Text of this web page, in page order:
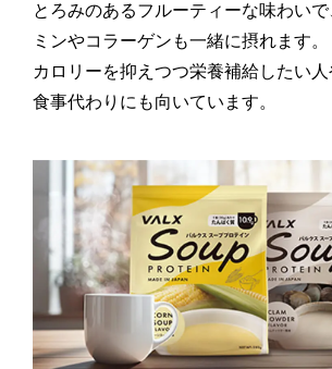
とろみのあるフルーティーな味わい
ミンやコラーゲンも一緒に摂れます。
カロリーを抑えつつ栄養補給したい
食事代わりにも向いています。